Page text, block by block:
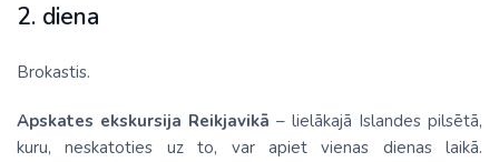
2. diena
Brokastis.
Apskates ekskursija Reikjavikā – lielākajā Islandes pilsētā,
kuru, neskatoties uz to, var apiet vienas dienas laikā.